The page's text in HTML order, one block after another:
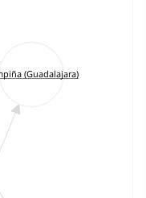
(Guadalajara)